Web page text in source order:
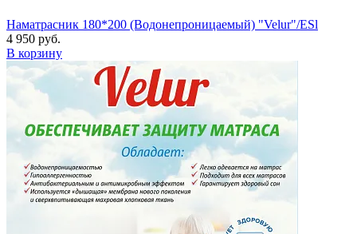
Наматрасник 180*200 (Водонепроницаемый) "Velur"/ESl
4 950 руб.
В корзину